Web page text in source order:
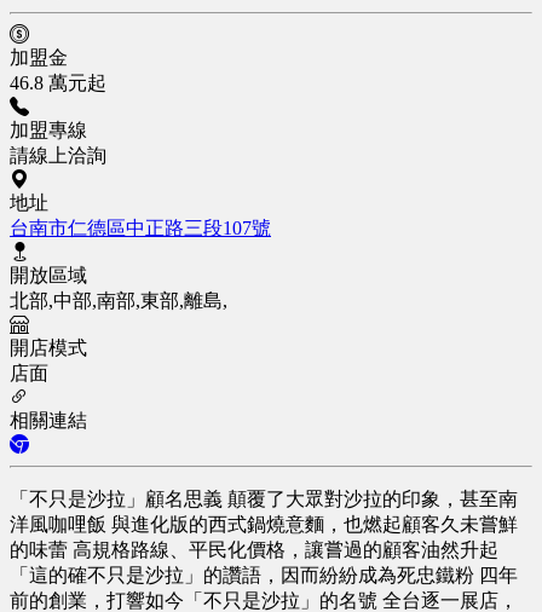
加盟金
46.8 萬元起
加盟專線
請線上洽詢
地址
台南市仁德區中正路三段107號
開放區域
北部,中部,南部,東部,離島,
開店模式
店面
相關連結
「不只是沙拉」顧名思義 顛覆了大眾對沙拉的印象，甚至南
洋風咖哩飯 與進化版的西式鍋燒意麵，也燃起顧客久未嘗鮮
的味蕾 高規格路線、平民化價格，讓嘗過的顧客油然升起
「這的確不只是沙拉」的讚語，因而紛紛成為死忠鐵粉 四年
前的創業，打響如今「不只是沙拉」的名號 全台逐一展店，